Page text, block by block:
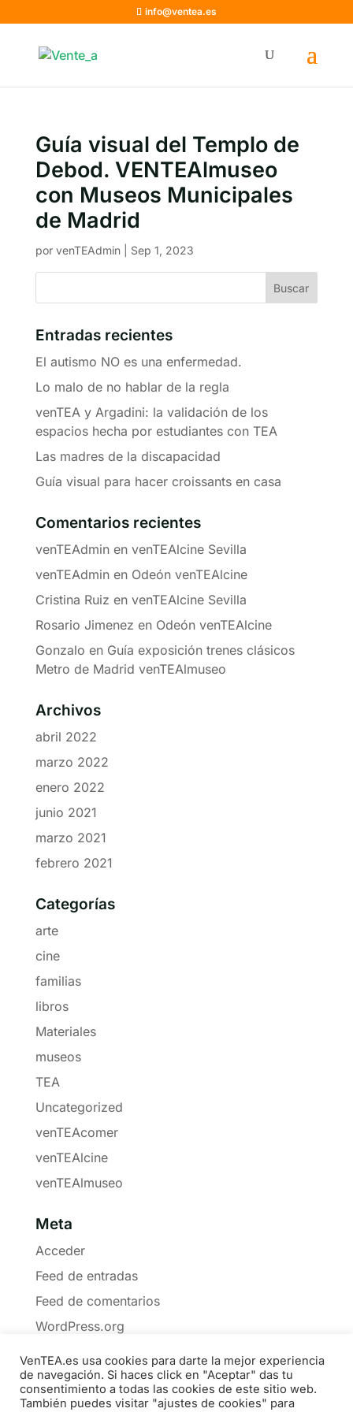
info@ventea.es
Guía visual del Templo de
Debod. VENTEAlmuseo
con Museos Municipales
de Madrid
por venTEAdmin| Sep 1, 2023
Entradas recientes
El autismo NO es una enfermedad.
Lo malo de no hablar de la regla
venTEA y Argadini: la validación de los
espacios hecha por estudiantes con TEA
Las madres de la discapacidad
Guía visual para hacer croissants en casa
Comentarios recientes
venTEAdminen venTEAlcine Sevilla
venTEAdminen Odeón venTEAlcine
Cristina Ruiz en venTEAlcine Sevilla
Rosario Jimenez en Odeón venTEAlcine
Gonzalo en Guía exposición trenes clásicos
Metro de Madrid venTEAlmuseo
Archivos
abril 2022
marzo 2022
enero 2022
junio 2021
marzo 2021
febrero 2021
Categorías
arte
cine
familias
libros
Materiales
museos
TEA
Uncategorized
venTEAcomer
venTEAlcine
venTEAlmuseo
Meta
Acceder
Feed de entradas
Feed de comentarios
WordPress.org
Política de Cookies Privacidad Boletín
VenTEA.es usa cookies para darte la mejor experiencia
de navegación. Si haces click en "Aceptar" das tu
consentimiento a todas las cookies de este sitio web.
También puedes visitar "ajustes de cookies" para